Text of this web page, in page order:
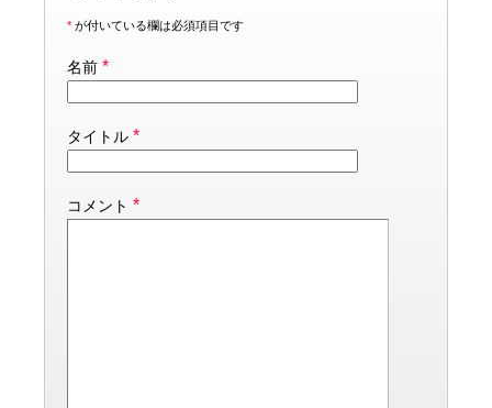
* が付いている欄は必須項目です
名前 *
タイトル *
コメント *